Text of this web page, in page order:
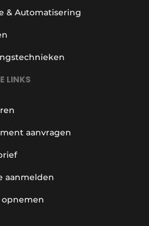
& Automatisering
LINKS
aanvragen
aanmelden
opnemen